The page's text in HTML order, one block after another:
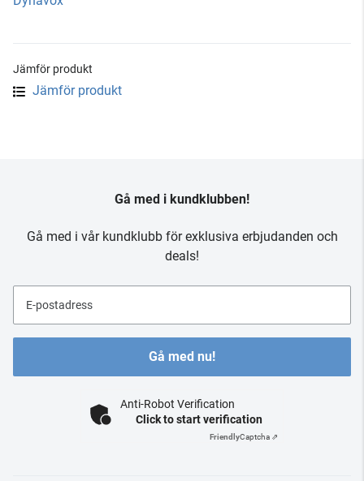
Jämför produkt
Jämför produkt
Gå med i kundklubben!
Gå med i vår kundklubb för exklusiva erbjudanden och
deals!
E-postadress
Gå med nu!
Anti-Robot Verification
Click to start verification
FriendlyCaptcha ⇗